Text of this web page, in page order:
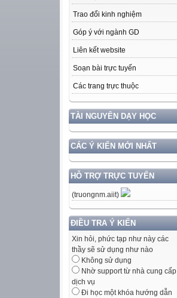
Trao đổi kinh nghiệm
Góp ý với ngành GD
Liên kết website
Soạn bài trực tuyến
Các trang trực thuộc
TÀI NGUYÊN DẠY HỌC
CÁC Ý KIẾN MỚI NHẤT
HỖ TRỢ TRỰC TUYẾN
(truongnm.aiit)
ĐIỀU TRA Ý KIẾN
Xin hỏi, phức tạp như này các
thầy sẽ sử dụng như nào
Không sử dụng
Nhờ support từ nhà cung cấp
dịch vụ
Đi học một khóa hướng dẫn